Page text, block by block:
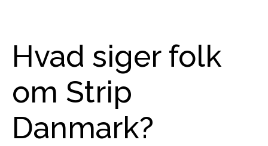
Hvad siger folk
om Strip
Danmark?